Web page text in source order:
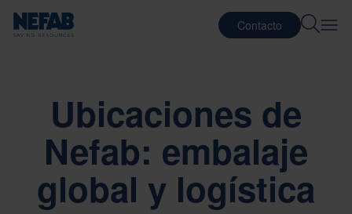
Contacto
Ubicaciones de
Nefab: embalaje
global y logística